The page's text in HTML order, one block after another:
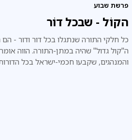
פרשת שבוע
הקוֹל - שבכל דוֹר
כל חלקי התורה שנתגלו בכל דור ודור -
ה"קול גדול" שהיה במתן-התורה. הווה
והמנהגים, שקבעו חכמי-ישראל בכל